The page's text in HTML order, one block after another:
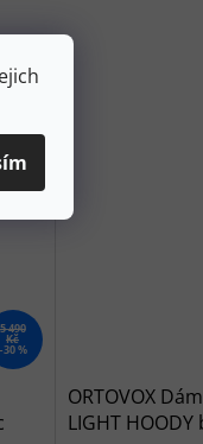
5 490
Kč
%
ORTOVOX
LIGHT